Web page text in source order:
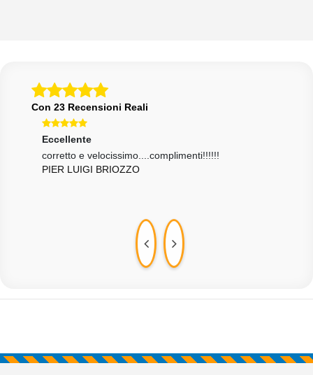
Con 23 Recensioni Reali
Eccellente
corretto e velocissimo....complimenti!!!!!!
PIER LUIGI BRIOZZO